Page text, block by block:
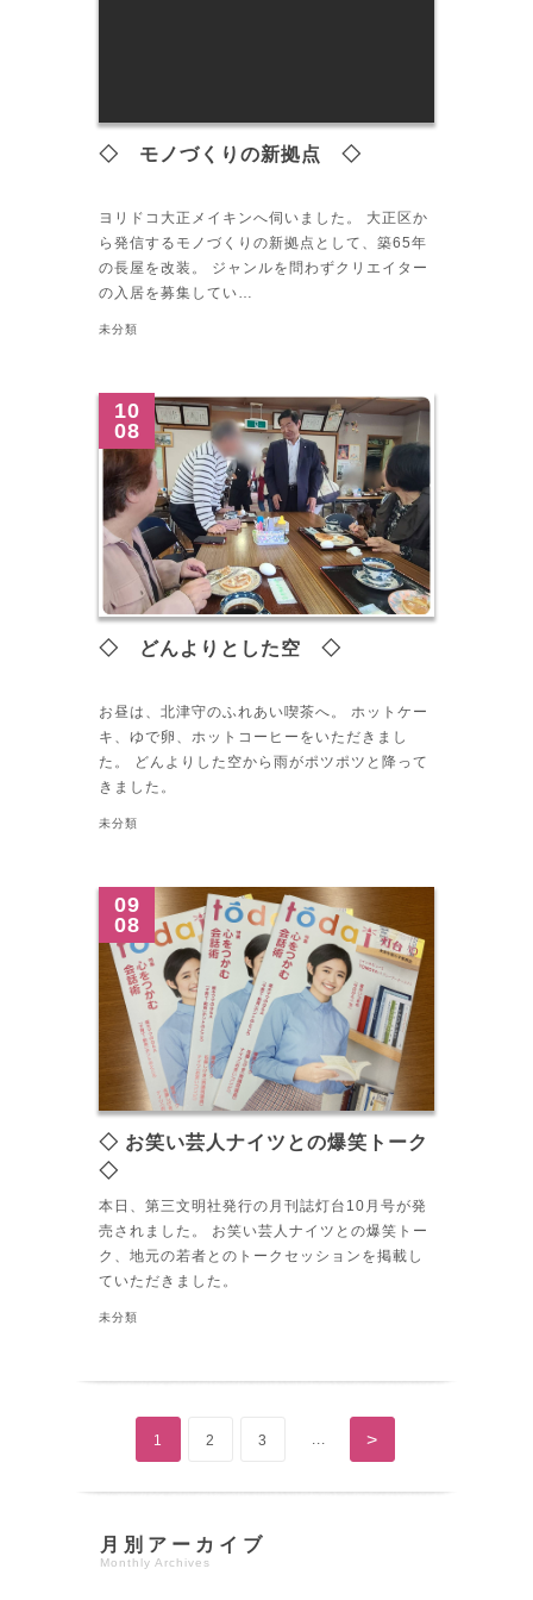
◇ モノづくりの新拠点 ◇
ヨリドコ大正メイキンへ伺いました。 大正区か
ら発信するモノづくりの新拠点として、築65年
の長屋を改装。 ジャンルを問わずクリエイター
の入居を募集してい…
未分類
10
08
◇ どんよりとした空 ◇
お昼は、北津守のふれあい喫茶へ。 ホットケー
キ、ゆで卵、ホットコーヒーをいただきまし
た。 どんよりした空から雨がポツポツと降って
きました。
未分類
09
08
◇ お笑い芸人ナイツとの爆笑トーク
◇
本日、第三文明社発行の月刊誌灯台10月号が発
売されました。 お笑い芸人ナイツとの爆笑トー
ク、地元の若者とのトークセッションを掲載し
ていただきました。
未分類
1 2 3 ... >
月別アーカイブ
Monthly Archives